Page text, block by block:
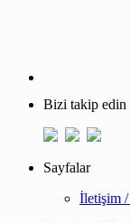
Bizi takip edin
Sayfalar
İletişim